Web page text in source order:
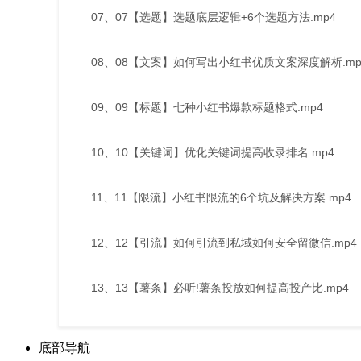
07、07【选题】选题底层逻辑+6个选题方法.mp4
08、08【文案】如何写出小红书优质文案深度解析
09、09【标题】七种小红书爆款标题格式.mp4
10、10【关键词】优化关键词提高收录排名.mp4
11、11【限流】小红书限流的6个坑及解决方案.mp4
12、12【引流】如何引流到私域如何安全留微信.mp4
13、13【薯条】必听!薯条投放如何提高投产比.mp4
底部导航